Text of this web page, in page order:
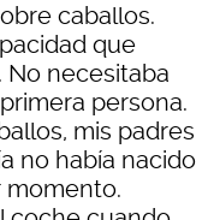
caballos.
que
No necesitaba
persona.
mis padres
no había nacido
momento.